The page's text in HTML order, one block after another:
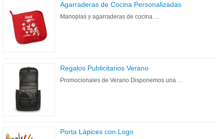
Agarraderas de Cocina Personalizadas
Manoplas y agarraderas de cocina …
Regalos Publicitarios Verano
Promocionales de Verano Disponemos una …
Porta Lápices con Logo